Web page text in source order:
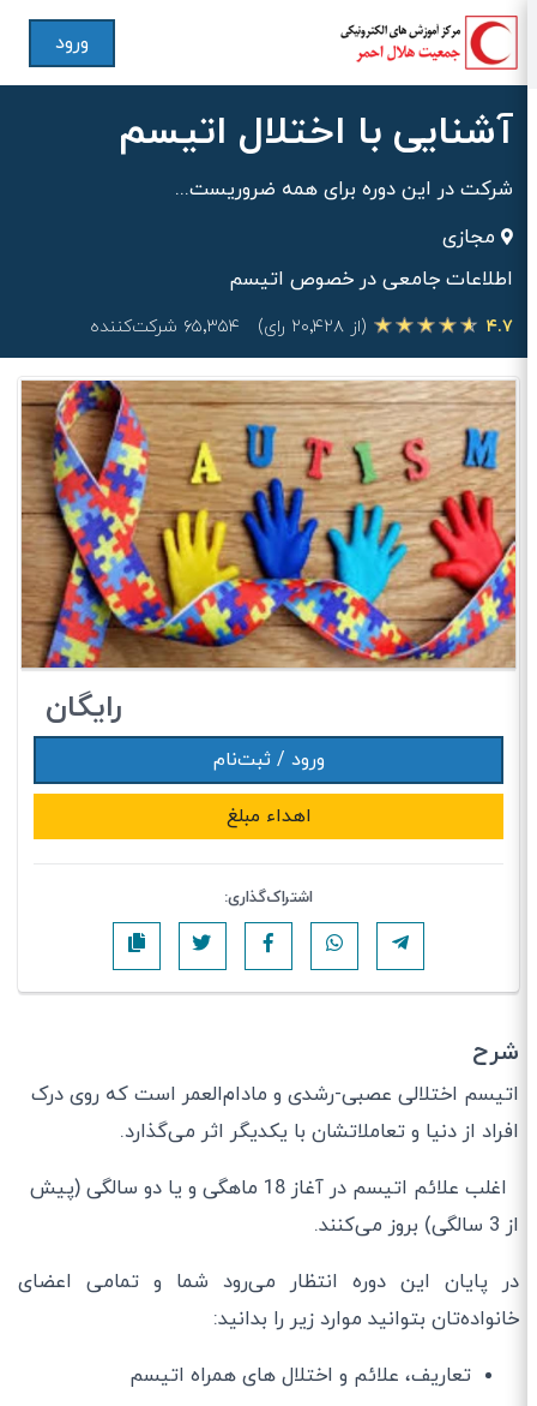
ورود
آشنایی با اختلال اتیسم
شرکت در این دوره برای همه ضروریست...
مجازی
اطلاعات جامعی در خصوص اتیسم
۴.۷ (از ۲۰٬۴۲۸ رای) ۶۵٬۳۵۴ شرکت‌کننده
رایگان
ورود / ثبت‌نام
اهداء مبلغ
اشتراک‌گذاری:
شرح
اتیسم اختلالی عصبی-رشدی و مادام‌العمر است که روی درک
افراد از دنیا و تعاملاتشان با یکدیگر اثر می‌گذارد.
اغلب علائم اتیسم در آغاز 18 ماهگی و یا دو سالگی (پیش
از 3 سالگی) بروز می‌کنند.
در پایان این دوره انتظار می‌رود شما و تمامی اعضای
خانواده‌تان بتوانید موارد زیر را بدانید:
تعاریف، علائم و اختلال های همراه اتیسم